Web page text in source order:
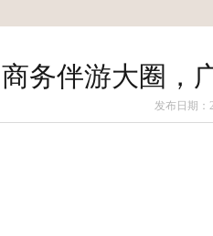
商务伴游大圈，
发布日期：